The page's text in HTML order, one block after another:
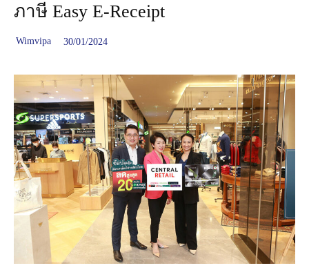
ภาษี Easy E-Receipt
Wimvipa 30/01/2024